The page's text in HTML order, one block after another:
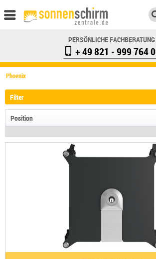
PERSÖNLICHE FACHBERATUNG
+ 49 821 - 999 764
Phoenix
Filter